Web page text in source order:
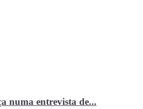
numa entrevista de...